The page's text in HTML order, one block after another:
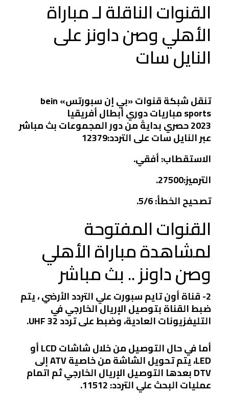
القنوات الناقلة لـ مباراة
الأهلي وصن داونز على
النايل سات
تنقل شبكة قنوات «بي إن سبورتس» bein
sports مباريات دوري أبطال أفريقيا
2023 حصري بدايةً من دور المجموعات بث مباشر
عبر النايل سات على التردد:12379
الاستقطاب: أفقي.
الترميز:27500.
تصحيح الخطأ: 5/6.
القنوات المفتوحة
لمشاهدة مباراة الأهلي
وصن داونز .. بث مباشر
2- قناة أون تايم سبورت علي التردد الأرضي ، يتم
ضبط القناة بتوصيل الإريال الخارجي في
التليفزيونات العادية، وضبط على تردد UHF 32.
أما في حال التوصيل من خلال شاشات LCD أو
LED، يتم تحويل الشاشة من خاصية ATV إلى
DTV بعدها التوصيل الإريال الخارجي ثم اتمام
عمليات البحث علي التردد: 11512.